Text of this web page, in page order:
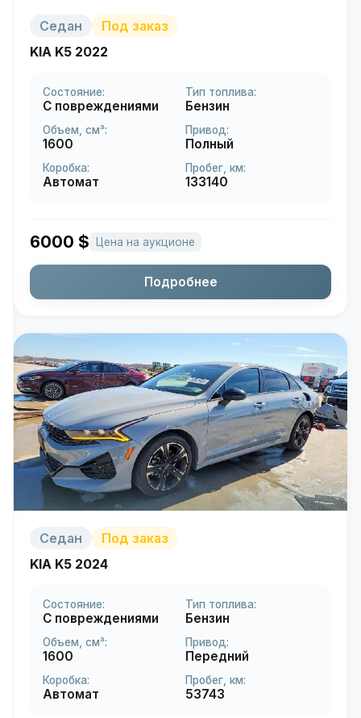
Седан
Под заказ
KIA K5 2022
Состояние:
С повреждениями
Тип топлива:
Бензин
Объем, см³:
1600
Привод:
Полный
Коробка:
Автомат
Пробег, км:
133140
6000 $ Цена на аукционе
Подробнее
Седан
Под заказ
KIA K5 2024
Состояние:
С повреждениями
Тип топлива:
Бензин
Объем, см³:
1600
Привод:
Передний
Коробка:
Автомат
Пробег, км:
53743